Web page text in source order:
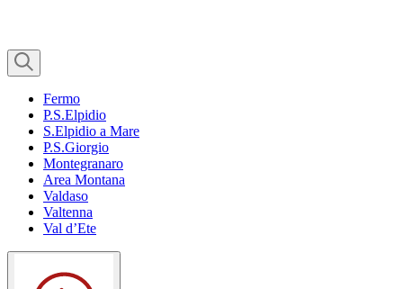
Fermo
P.S.Elpidio
S.Elpidio a Mare
P.S.Giorgio
Montegranaro
Area Montana
Valdaso
Valtenna
Val d’Ete